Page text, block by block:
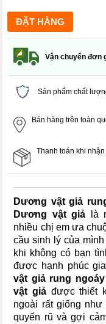
Vận chuyển đơn
Sản phẩm chất
Bán hàng trên toàn
Thanh toán khi
Dương vật giả
Dương vật giả
là
nhiều chị em ưa
cầu sinh lý của
khi không có bạn
được hạnh phúc
vật giả rung
vật giả được thiết
ngoài rất giống
quyến rũ và gợi